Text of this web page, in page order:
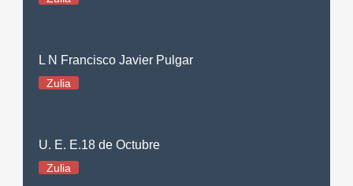
L N Francisco Javier Pulgar
Zulia
U. E. E.18 de Octubre
Zulia